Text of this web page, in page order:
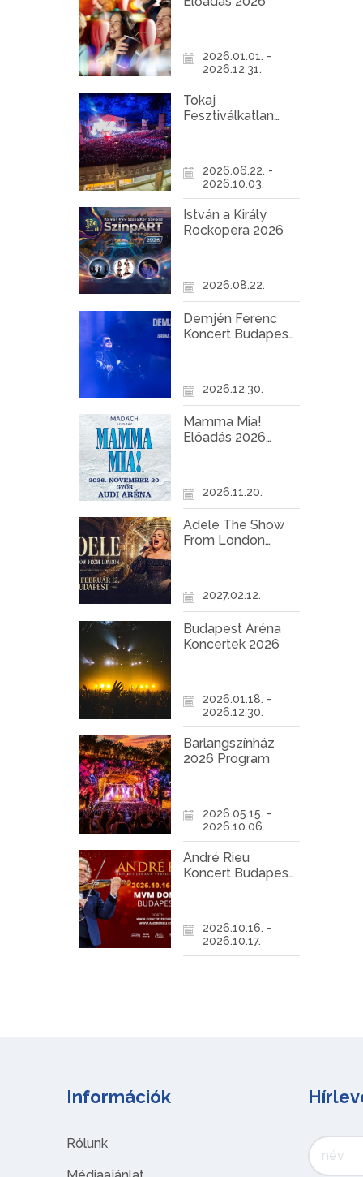
2026.01.01. -
2026.12.31.
Tokaj
Fesztiválkatlan
2026.06.22. -
2026.10.03.
István a Király
Rockopera 2026
2026.08.22.
Demjén Ferenc
Koncert Budapest
2026.12.30.
Mamma Mia!
Előadás 2026
2026.11.20.
Adele The Show
From London
2027.02.12.
Budapest Aréna
Koncertek 2026
2026.01.18. -
2026.12.30.
Barlangszínház
2026 Program
2026.05.15. -
2026.10.06.
André Rieu
Koncert Budapest
2026.10.16. -
2026.10.17.
Információk
Rólunk